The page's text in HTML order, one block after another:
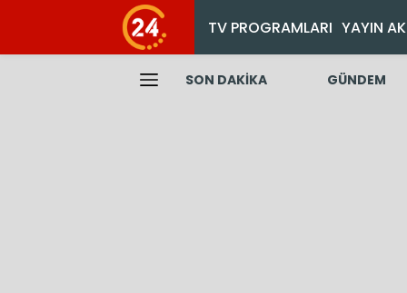
TV PROGRAMLARI YAYIN
SON DAKİKA GÜNDEM